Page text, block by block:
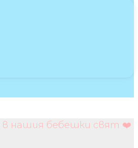
в нашия бебешки свят ❤️